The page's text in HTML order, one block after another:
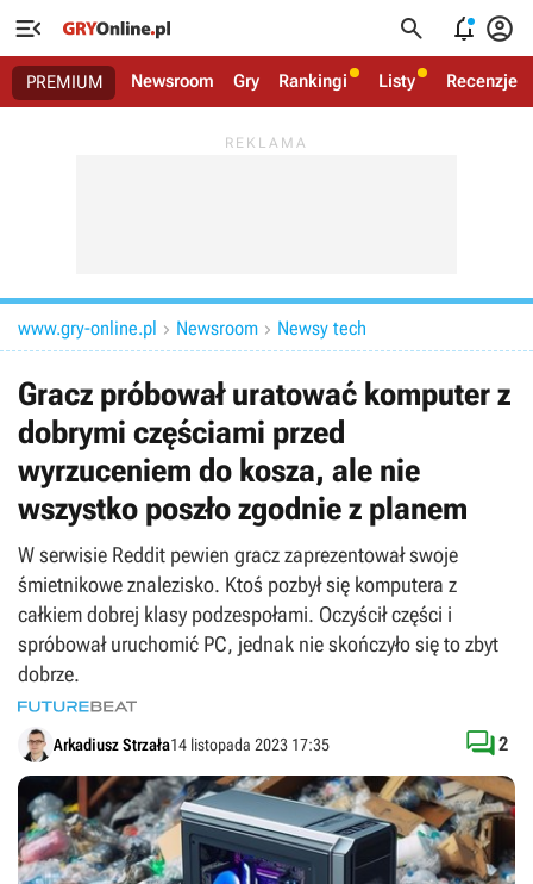
   
PREMIUM Newsroom Gry Rankingi Listy Recenzje
www.gry-online.pl  Newsroom  Newsy tech
Gracz próbował uratować komputer z
dobrymi częściami przed
wyrzuceniem do kosza, ale nie
wszystko poszło zgodnie z planem
W serwisie Reddit pewien gracz zaprezentował swoje
śmietnikowe znalezisko. Ktoś pozbył się komputera z
całkiem dobrej klasy podzespołami. Oczyścił części i
spróbował uruchomić PC, jednak nie skończyło się to zbyt
dobrze.
Arkadiusz Strzała14 listopada 2023 17:35 2